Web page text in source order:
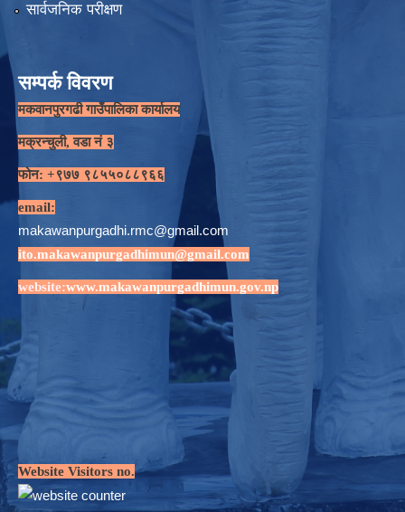
सार्वजनिक परीक्षण
सम्पर्क विवरण
मकवानपुरगढी गाउँपालिका कार्यालय
मक्रन्चुली, वडा नं ३
फोन: +९७७ ९८५५०८८९६६
email:
makawanpurgadhi.rmc@gmail.com
ito.makawanpurgadhimun@gmail.com
website:www.makawanpurgadhimun.gov.np
Website Visitors no.